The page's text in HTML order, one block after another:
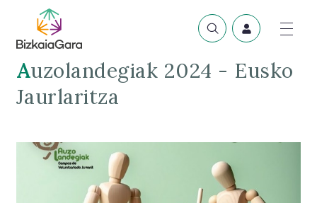
Auzolandegiak 2024 - Eusko
Jaurlaritza